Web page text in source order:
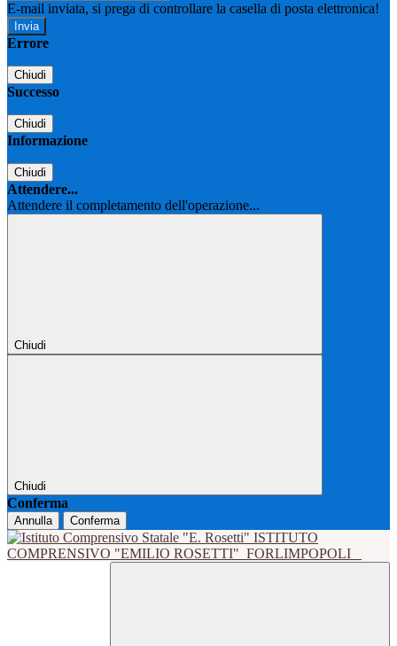
E-mail inviata, si prega di controllare la casella di posta elettronica!
Errore
Chiudi
Successo
Chiudi
Informazione
Chiudi
Attendere...
Attendere il completamento dell'operazione...
Chiudi
Chiudi
Conferma
Annulla Conferma
ISTITUTO
COMPRENSIVO "EMILIO ROSETTI" FORLIMPOPOLI